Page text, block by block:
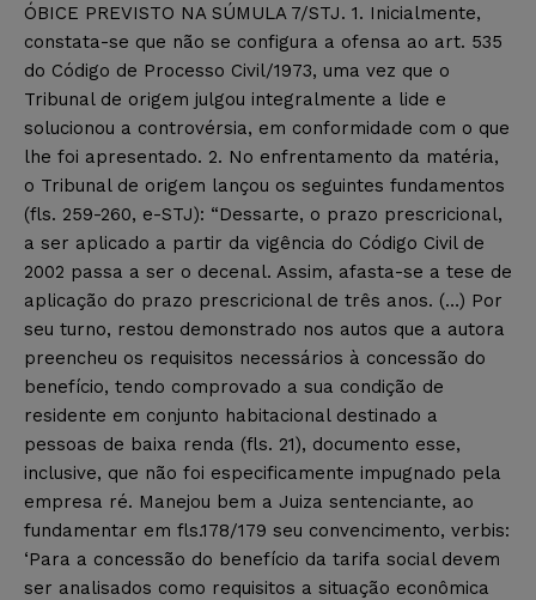
ÓBICE PREVISTO NA SÚMULA 7/STJ. 1. Inicialmente,
constata-se que não se configura a ofensa ao art. 535
do Código de Processo Civil/1973, uma vez que o
Tribunal de origem julgou integralmente a lide e
solucionou a controvérsia, em conformidade com o que
lhe foi apresentado. 2. No enfrentamento da matéria,
o Tribunal de origem lançou os seguintes fundamentos
(fls. 259-260, e-STJ): “Dessarte, o prazo prescricional,
a ser aplicado a partir da vigência do Código Civil de
2002 passa a ser o decenal. Assim, afasta-se a tese de
aplicação do prazo prescricional de três anos. (…) Por
seu turno, restou demonstrado nos autos que a autora
preencheu os requisitos necessários à concessão do
benefício, tendo comprovado a sua condição de
residente em conjunto habitacional destinado a
pessoas de baixa renda (fls. 21), documento esse,
inclusive, que não foi especificamente impugnado pela
empresa ré. Manejou bem a Juiza sentenciante, ao
fundamentar em fls.178/179 seu convencimento, verbis:
‘Para a concessão do benefício da tarifa social devem
ser analisados como requisitos a situação econômica